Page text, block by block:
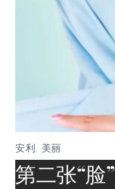
安利, 美丽
第二张“脸”